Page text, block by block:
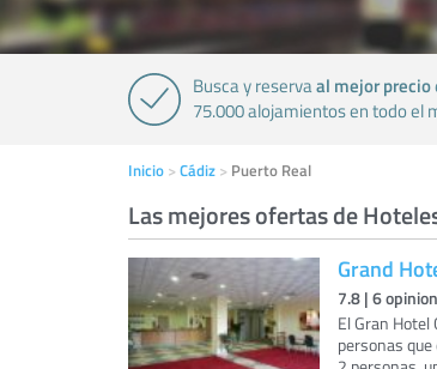
Busca y reservaal mejor precio
75.000 alojamientos en todo el
Inicio Cádiz Puerto Real
Las mejores ofertas de
Grand
7.8 | 6
El Gran Hotel
personas